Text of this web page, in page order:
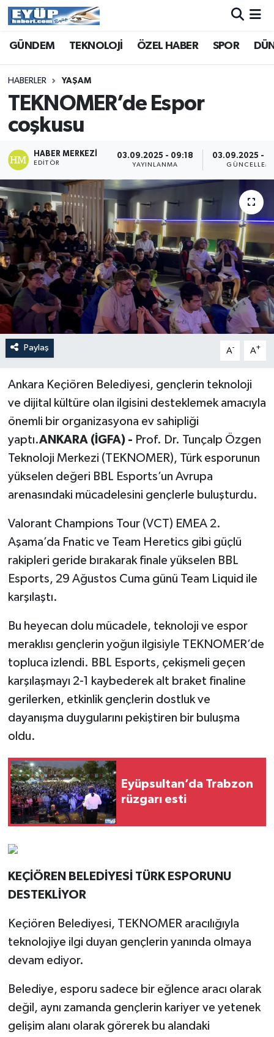
GÜNDEM TEKNOLOJİ ÖZEL HABER SPOR
HABERLER YAŞAM
TEKNOMER’de Espor
coşkusu
HABER MERKEZI
EDITÖR
03.09.2025 - 09:18
YAYINLANMA
03.09.2025 -
Paylaş A- A+
Ankara Keçiören Belediyesi, gençlerin teknoloji
ve dijital kültüre olan ilgisini desteklemek amacıyla
önemli bir organizasyona ev sahipliği
yaptı.ANKARA (İGFA) - Prof. Dr. Tunçalp Özgen
Teknoloji Merkezi (TEKNOMER), Türk esporunun
yükselen değeri BBL Esports’un Avrupa
arenasındaki mücadelesini gençlerle buluşturdu.
Valorant Champions Tour (VCT) EMEA 2.
Aşama’da Fnatic ve Team Heretics gibi güçlü
rakipleri geride bırakarak finale yükselen BBL
Esports, 29 Ağustos Cuma günü Team Liquid ile
karşılaştı.
Bu heyecan dolu mücadele, teknoloji ve espor
meraklısı gençlerin yoğun ilgisiyle TEKNOMER’de
topluca izlendi. BBL Esports, çekişmeli geçen
karşılaşmayı 2-1 kaybederek alt braket finaline
gerilerken, etkinlik gençlerin dostluk ve
dayanışma duygularını pekiştiren bir buluşma
oldu.
Eyüpsultan’da Trabzon
rüzgarı esti
KEÇİÖREN BELEDİYESİ TÜRK ESPORUNU
DESTEKLİYOR
Keçiören Belediyesi, TEKNOMER aracılığıyla
teknolojiye ilgi duyan gençlerin yanında olmaya
devam ediyor.
Belediye, esporu sadece bir eğlence aracı olarak
değil, aynı zamanda gençlerin kariyer ve yetenek
gelişim alanı olarak görerek bu alandaki